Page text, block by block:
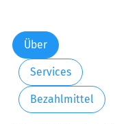
Über
Services
Bezahlmittel